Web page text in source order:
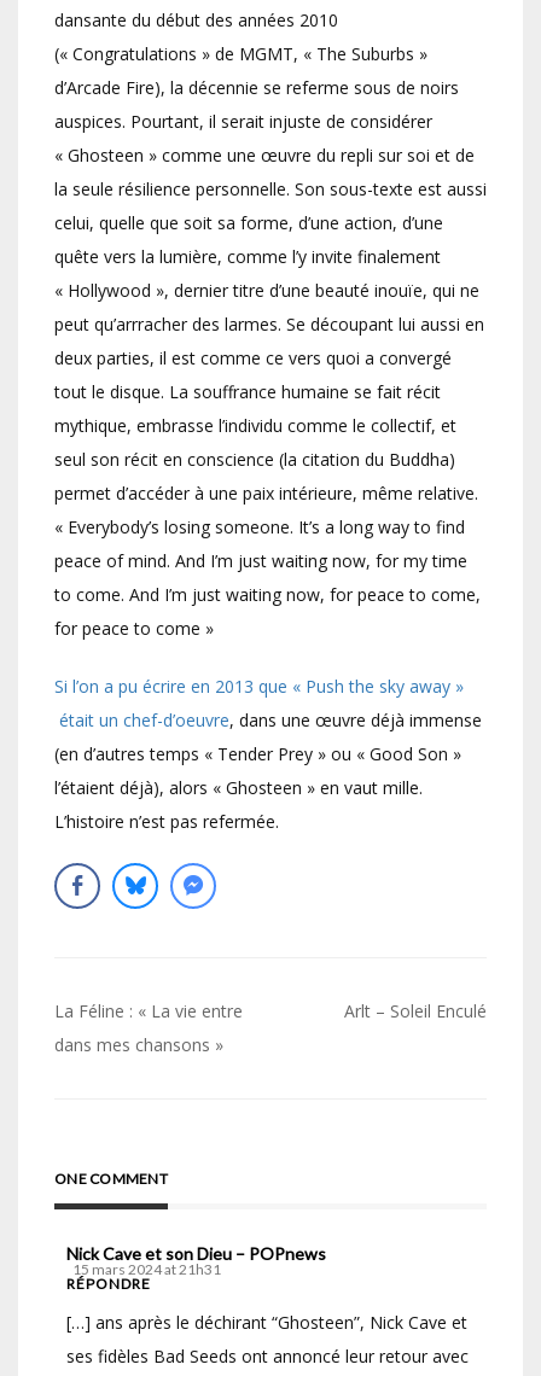
dansante du début des années 2010
(« Congratulations » de MGMT, « The Suburbs »
d’Arcade Fire), la décennie se referme sous de noirs
auspices. Pourtant, il serait injuste de considérer
« Ghosteen » comme une œuvre du repli sur soi et de
la seule résilience personnelle. Son sous-texte est aussi
celui, quelle que soit sa forme, d’une action, d’une
quête vers la lumière, comme l’y invite finalement
« Hollywood », dernier titre d’une beauté inouïe, qui ne
peut qu’arrracher des larmes. Se découpant lui aussi en
deux parties, il est comme ce vers quoi a convergé
tout le disque. La souffrance humaine se fait récit
mythique, embrasse l’individu comme le collectif, et
seul son récit en conscience (la citation du Buddha)
permet d’accéder à une paix intérieure, même relative.
« Everybody’s losing someone. It’s a long way to find
peace of mind. And I’m just waiting now, for my time
to come. And I’m just waiting now, for peace to come,
for peace to come »
Si l’on a pu écrire en 2013 que « Push the sky away »
était un chef-d’oeuvre, dans une œuvre déjà immense
(en d’autres temps « Tender Prey » ou « Good Son »
l’étaient déjà), alors « Ghosteen » en vaut mille.
L’histoire n’est pas refermée.
Navigation
de
La Féline : « La vie entre
dans mes chansons »
Arlt – Soleil Enculé
ONE COMMENT
Nick Cave et son Dieu – POPnews
15 mars 2024 at 21h31
RÉPONDRE
[…] ans après le déchirant “Ghosteen”, Nick Cave et
ses fidèles Bad Seeds ont annoncé leur retour avec